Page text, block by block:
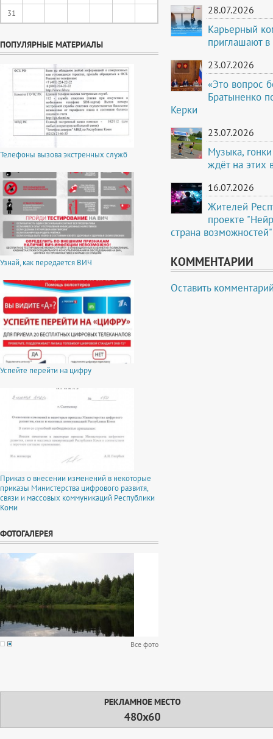
31
ПОПУЛЯРНЫЕ МАТЕРИАЛЫ
Телефоны вызова экстренных служб
Узнай, как передается ВИЧ
Успейте перейти на цифру
Приказ о внесении изменений в некоторые
приказы Министерства цифрового развитя,
связи и массовых коммуникаций Республики
Коми
ФОТОГАЛЕРЕЯ
Все фото
28.07.2026
Карьерный
приглашают
23.07.2026
«Это вопрос
Братыненко
Керки
23.07.2026
Музыка,
ждёт на этих
16.07.2026
Жителей
проекте
страна возможностей"
КОММЕНТАРИИ
Оставить